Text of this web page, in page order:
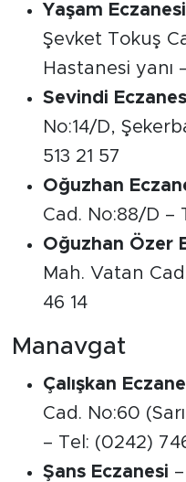
Yaşam Eczanesi
Şevket Tokuş
Hastanesi yanı
Sevindi
No:14/D,
513 21 57
Oğuzhan
Cad. No:88/D –
Oğuzhan Özer
Mah. Vatan
46 14
Manavgat
Çalışkan
Cad. No:60
– Tel: (0242)
Şans Eczanesi